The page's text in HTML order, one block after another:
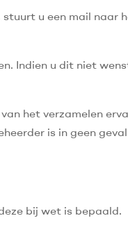
u een mail naar
Indien u dit niet
het verzamelen
is in geen
bij wet is bepaald.